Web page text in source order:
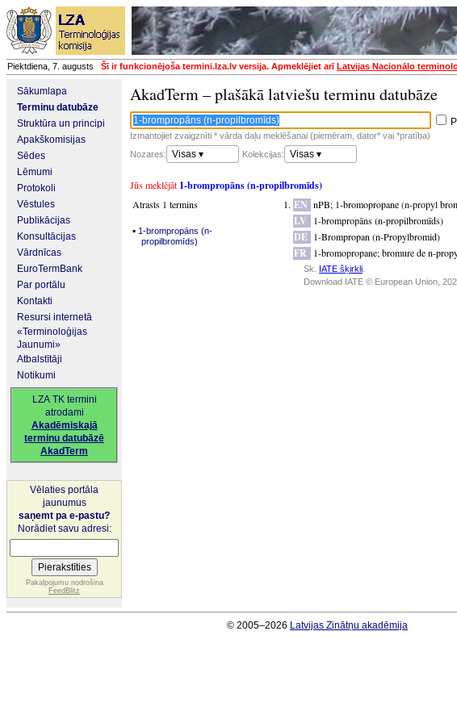
Piektdiena, 7. augusts Šī ir funkcionējoša termini.lza.lv versija. Apmeklējiet arīLatvijas Nacionālo
Sākumlapa
Terminu datubāze
Struktūra un principi
Apakškomisijas
Sēdes
Lēmumi
Protokoli
Vēstules
Publikācijas
Konsultācijas
Vārdnīcas
EuroTermBank
Par portālu
Kontakti
Resursi internetā
«Terminoloģijas
Jaunumi»
Atbalstītāji
Notikumi
LZA TK termini
atrodami
Akadēmiskajā
terminu datubāzē
AkadTerm
Vēlaties portāla
jaunumus
saņemt pa e-pastu?
Norādiet savu adresi:
Pakalpojumu nodrošina
FeedBlitz
AkadTerm – plašākā latviešu terminu datubāze
Izmantojiet zvaigznīti * vārda daļu meklēšanai (piemēram, dator* vai *pratība)
Nozares:
Visas ▾ Kolekcijas: Visas ▾
Jūs meklējāt 1-brompropāns (n-propilbromīds)
Atrasts 1 termins
▪ 1-brompropāns (n-
propilbromīds)
EN nPB; 1-bromopropane (n-propyl
LV 1-brompropāns (n-propilbromīds)
DE 1-Brompropan (n-Propylbromid)
FR 1-bromopropane;bromure de n-
Sk. IATE šķirkli
Download IATE © European Union,
© 2005–2026 Latvijas Zinātņu akadēmija